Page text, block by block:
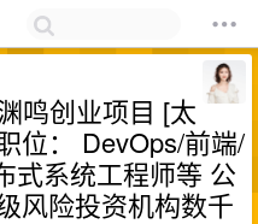
鸣创业项目 [太
位： DevOps/前端/
式系统工程师等 公
风险投资机构数千